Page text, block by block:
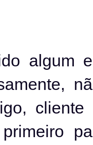
algum
cliente